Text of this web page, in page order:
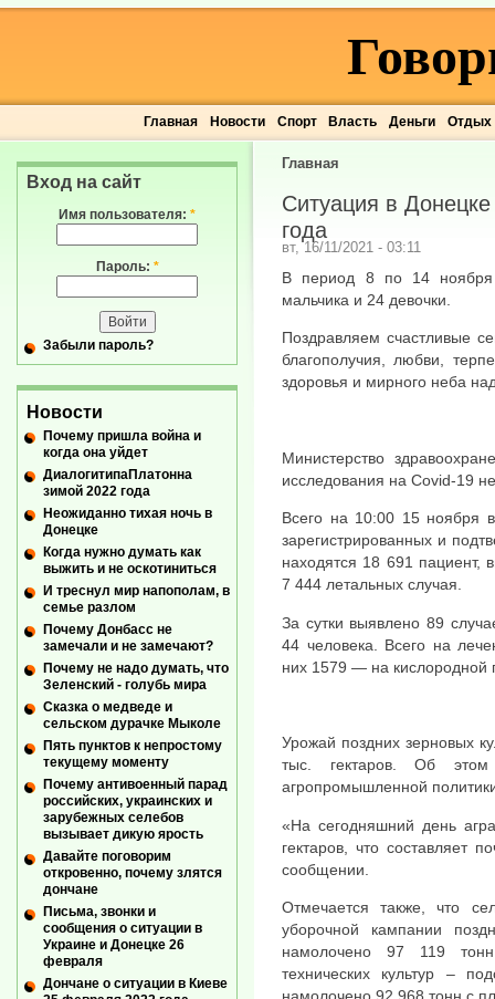
Главная Новости Спорт Власть Деньги Отдых
Главная
Ситуация в
года
вт, 16/11/2021 - 03:11
В период 8 по 14
мальчика и 24 девочки.
Поздравляем счастливые
благополучия, любви,
здоровья и мирного неба
Министерство
исследования на Covid-19
Всего на 10:00 15 ноября
зарегистрированных и
находятся 18 691 пациент,
7 444 летальных случая.
За сутки выявлено 89
44 человека. Всего на
них 1579 — на кислородной
Урожай поздних зерновых
тыс. гектаров. Об этом
агропромышленной
«На сегодняшний день
гектаров, что составляет
сообщении.
Отмечается также, что
уборочной кампании
намолочено 97 119
технических культур –
Вход на сайт
Имя пользователя: *
Пароль: *
Забыли пароль?
Новости
Почему пришла война и
когда она уйдет
ДиалогитипаПлатонна
зимой 2022 года
Неожиданно тихая ночь в
Донецке
Когда нужно думать как
выжить и не оскотиниться
И треснул мир напополам, в
семье разлом
Почему Донбасс не
замечали и не замечают?
Почему не надо думать, что
Зеленский - голубь мира
Сказка о медведе и
сельском дурачке Мыколе
Пять пунктов к непростому
текущему моменту
Почему антивоенный парад
российских, украинских и
зарубежных селебов
вызывает дикую ярость
Давайте поговорим
откровенно, почему злятся
дончане
Письма, звонки и
сообщения о ситуации в
Украине и Донецке 26
февраля
Дончане о ситуации в Киеве